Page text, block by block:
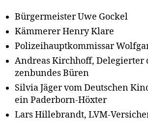
Bür­ger­meis­ter Uwe Gockel
Käm­me­rer Hen­ry Klare
Poli­zei­haupt­kom­mis­sar
Andre­as Kirch­hoff, Dele­gier­ter
zen­bun­des Büren
Sil­via Jäger vom Deut­schen
ein Paderborn-Höxter
Lars Hil­le­brandt, LVM-